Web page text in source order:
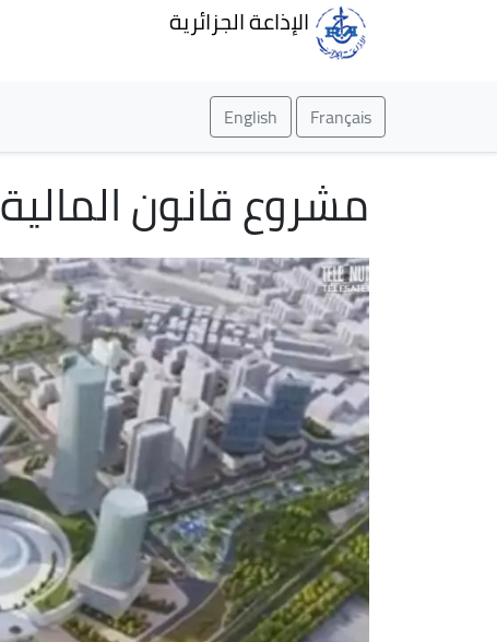
الإذاعة الجزائرية
Français
English
مشروع قانون المالية 2024 يرصد 280 ملياراً لـ "ميديا سيتي"